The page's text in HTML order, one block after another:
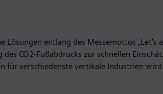
entlang des Messemottos „Let’s
CO2-Fußabdrucks zur schnellen
für verschiedenste vertikale Industrien